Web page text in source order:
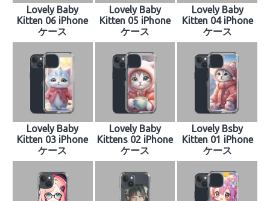
Lovely Baby
Kitten 06 iPhone
ケース
Lovely Baby
Kitten 05 iPhone
ケース
Lovely Baby
Kitten 04 iPhone
ケース
Lovely Baby
Kitten 03 iPhone
ケース
Lovely Baby
Kittens 02 iPhone
ケース
Lovely Bsby
Kitten 01 iPhone
ケース